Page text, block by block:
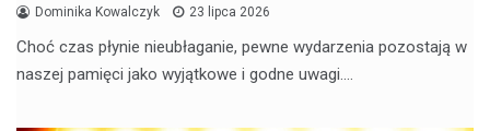
Dominika Kowalczyk 23 lipca 2026
Choć czas płynie nieubłaganie, pewne wydarzenia pozostają w
naszej pamięci jako wyjątkowe i godne uwagi.…